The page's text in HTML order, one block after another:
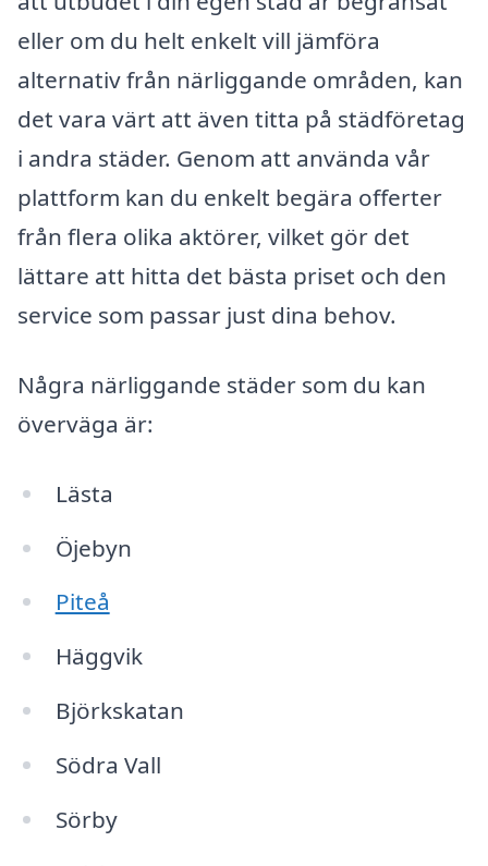
eller om du helt enkelt vill jämföra
alternativ från närliggande områden, kan
det vara värt att även titta på städföretag
i andra städer. Genom att använda vår
plattform kan du enkelt begära offerter
från flera olika aktörer, vilket gör det
lättare att hitta det bästa priset och den
service som passar just dina behov.
Några närliggande städer som du kan
överväga är:
Lästa
Öjebyn
Piteå
Häggvik
Björkskatan
Södra Vall
Sörby